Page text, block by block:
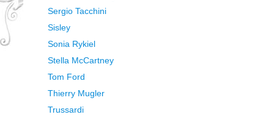
Sergio Tacchini
Sisley
Sonia Rykiel
Stella McCartney
Tom Ford
Thierry Mugler
Trussardi